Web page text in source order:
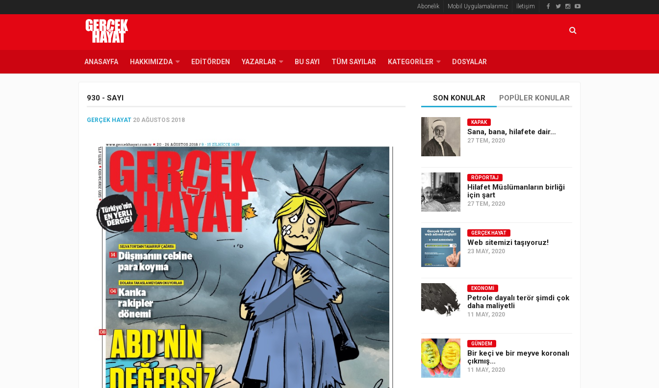
Abonelik Mobil Uygulamalarımız İletişim
ANASAYFA HAKKIMIZDA EDITÖRDEN YAZARLAR BU SAYI TÜM SAYILAR KATEGORILER DOSYALAR
930 - SAYI
GERÇEK HAYAT 20 AĞUSTOS 2018
SON KONULAR POPÜLER KONULAR
KAPAK
Sana, bana, hilafete dair…
27 TEM, 2020
RÖPORTAJ
Hilafet Müslümanların birliği
için şart
27 TEM, 2020
GERÇEK HAYAT
Web sitemizi taşıyoruz!
23 MAY, 2020
EKONOMI
Petrole dayalı terör şimdi çok
daha maliyetli
11 MAY, 2020
GÜNDEM
Bir keçi ve bir meyve koronalı
çıkmış…
11 MAY, 2020